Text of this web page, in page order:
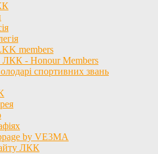
members
ЛКК - Honour Members
спортивних звань
by VE3MA
ЛКК